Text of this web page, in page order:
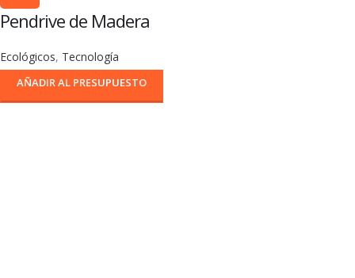
Pendrive de Madera
Ecológicos, Tecnología
AÑADIR AL PRESUPUESTO